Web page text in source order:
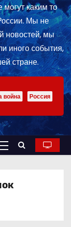
каким то
Мы не
новостей, мы
иного события,
стране.
война
Россия